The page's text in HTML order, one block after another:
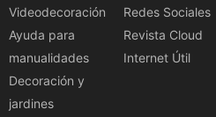
Videodecoración
Ayuda para
manualidades
Decoración y
jardines
Redes Sociales
Revista Cloud
Internet Útil